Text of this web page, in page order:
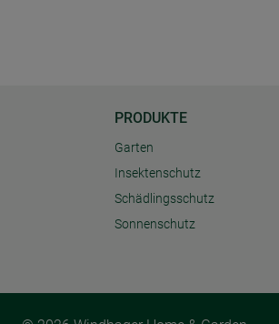
PRODUKTE
Garten
Insektenschutz
Schädlingsschutz
Sonnenschutz